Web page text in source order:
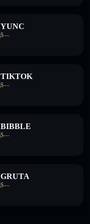
YUNC
$—
TIKTOK
$—
BIBBLE
$—
GRUTA
$—